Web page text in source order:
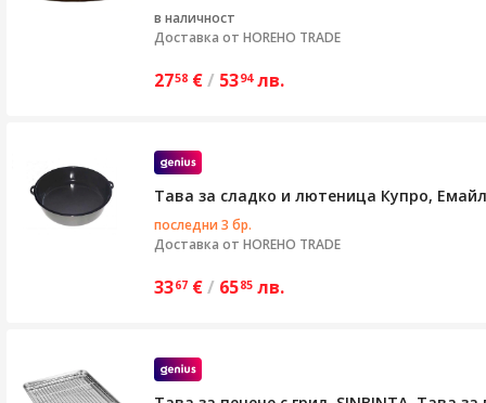
в наличност
Доставка от HOREHO TRADE
2758 €/ 5394 лв.
Тава за сладко и лютеница Купро,
последни 3 бр.
Доставка от HOREHO TRADE
3367 €/ 6585 лв.